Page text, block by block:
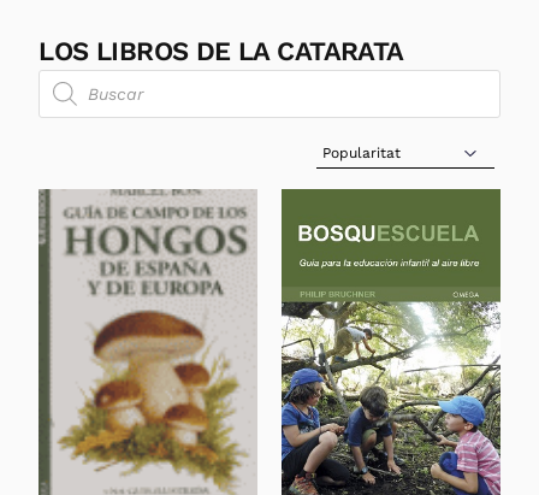
LOS LIBROS DE LA CATARATA
Sort Products